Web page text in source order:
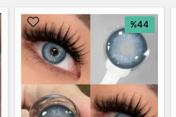
%44